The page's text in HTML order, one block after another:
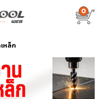
0
หล็ก